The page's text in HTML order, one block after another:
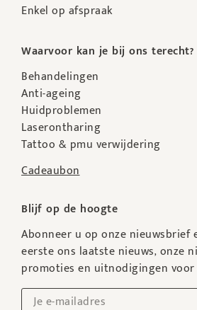
Enkel op afspraak
Waarvoor kan je bij ons terecht?
Behandelingen
Anti-ageing
Huidproblemen
Laserontharing
Tattoo & pmu verwijdering
Cadeaubon
Blijf op de hoogte
Abonneer u op onze nieuwsbrief
eerste ons laatste nieuws, onze
promoties en uitnodigingen voor